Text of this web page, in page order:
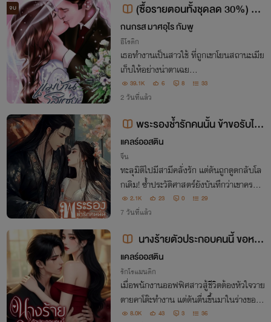
จบ
(ซื้อรายตอนทั้งชุดลด 30%) แม่
บ้านรสแซ่บ (ebook มาแล้ว)
กนกรส มาศอุไร กัมพู
อีโรติก
เธอทำงานเป็นสาวใช้ ที่ถูกเขาโยนสถานะเมีย
เก็บให้อย่างน่าตาเฉย...
39.1K 6 8 33
2 วันที่แล้ว
พระรองช้ำรักคนนั้น ข้าขอรับไว้
ดูแลเอง!(มี E-book)
แคลร์ออสติน
จีน
ทะลุมิติไปมีสามีคลั่งรัก แต่ดันถูกดูดกลับโล
กเดิม! ซ้ำประวัติศาสตร์ยังบันทึกว่าเขาครองโ
สดรอเธอจนสิ้นใจ... ไม่ได้สิ! สามีแสนดีขนา
ดนี้ จะปล่อยให้รอเก้อได้ไง ฉันต้องหาทางก
2.1K 23 0 29
7 วันที่แล้ว
นางร้ายตัวประกอบคนนี้ ขอหนี
พระเอกมาเฟีย
แคลร์ออสติน
รักโรแมนติก
เมื่อพนักงานออฟฟิศสาวสู้ชีวิตต้องหัวใจวาย
ตายคาโต๊ะทำงาน แต่ดันตื่นขึ้นมาในร่างของ
มีอา นางร้ายตัวประกอบจากนิยายอีโรติก-ดา
8.0K 43 3 36